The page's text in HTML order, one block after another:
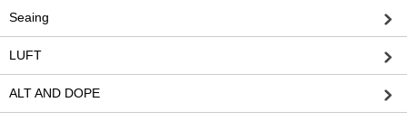
Seaing
LUFT
ALT AND DOPE